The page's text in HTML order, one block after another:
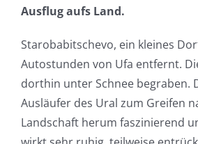
Ausflug aufs Land.
Starobabitschevo, ein kleines
Autostunden von Ufa entfernt.
dorthin unter Schnee begraben.
Ausläufer des Ural zum Greifen
Landschaft herum faszinierend